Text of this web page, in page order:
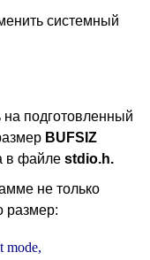
системный
подготовленный
BUFSIZ
в файле stdio.h.
не только
размер:
mode,